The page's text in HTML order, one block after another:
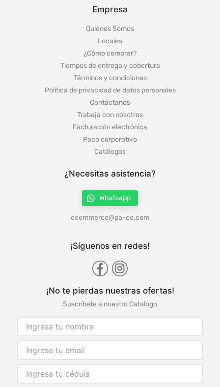
Empresa
Quiénes Somos
Locales
¿Cómo comprar?
Tiempos de entrega y cobertura
Términos y condiciones
Política de privacidad de datos personales
Contáctanos
Trabaja con nosotros
Facturación electrónica
Paco corporativo
Catálogos
¿Necesitas asistencia?
Whatsapp
ecommerce@pa-co.com
¡Síguenos en redes!
¡No te pierdas nuestras ofertas!
Suscríbete a nuestro Catalogo